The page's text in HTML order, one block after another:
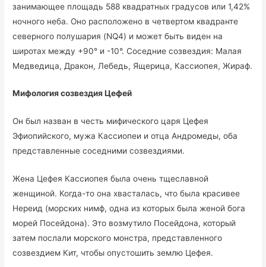
занимающее площадь 588 квадратных градусов или 1,42%
ночного неба. Оно расположено в четвертом квадранте
северного полушария (NQ4) и может быть виден на
широтах между +90° и -10°. Соседние созвездия: Малая
Медведица, Дракон, Лебедь, Ящерица, Кассиопея, Жираф.
Мифология созвездия Цефей
Он был назван в честь мифического царя Цефея
Эфиопийского, мужа Кассиопеи и отца Андромеды, оба
представленные соседними созвездиями.
Жена Цефея Кассиопея была очень тщеславной
женщиной. Когда-то она хвасталась, что была красивее
Нереид (морских нимф, одна из которых была женой бога
морей Посейдона). Это возмутило Посейдона, который
затем послали морского монстра, представленного
созвездием Кит, чтобы опустошить землю Цефея.